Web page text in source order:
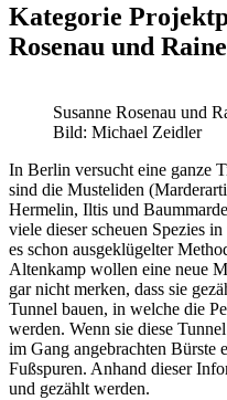
Kategorie
Rosenau und
Susanne Rosenau und
Bild: Michael Zeidler
In Berlin versucht eine ganze
sind die Musteliden
Hermelin, Iltis und
viele dieser scheuen Spezies
es schon ausgeklügelter
Altenkamp wollen eine neue
gar nicht merken, dass sie
Tunnel bauen, in welche die
werden. Wenn sie diese
im Gang angebrachten Bürste
Fußspuren. Anhand dieser
und gezählt werden.